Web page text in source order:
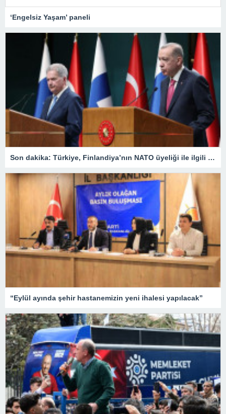
‘Engelsiz Yaşam’ paneli
Son dakika: Türkiye, Finlandiya’nın NATO üyeliği ile ilgili ne karar verdi? Cumhurbaşkanı Erdoğan duyurdu: ‘Onay sürecini başlatmaya karar verdik’
“Eylül ayında şehir hastanemizin yeni ihalesi yapılacak”